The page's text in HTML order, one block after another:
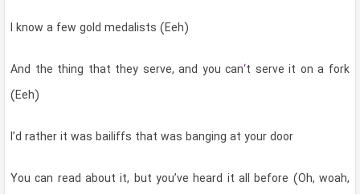
I know a few gold medalists (Eeh)
And the thing that they serve, and you can‘t serve it on a fork
(Eeh)
I’d rather it was bailiffs that was banging at your door
You can read about it, but you’ve heard it all before (Oh, woah,